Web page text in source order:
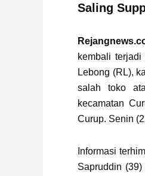
Saling
kembali
Lebong (RL),
salah toko
kecamatan
Curup. Senin
Informasi
Sapruddin